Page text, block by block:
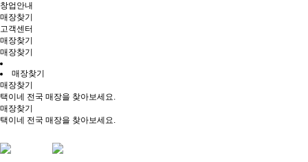
창업안내
매장찾기
고객센터
매장찾기
매장찾기
매장찾기
매장찾기
택이네 전국 매장을 찾아보세요.
매장찾기
택이네 전국 매장을 찾아보세요.